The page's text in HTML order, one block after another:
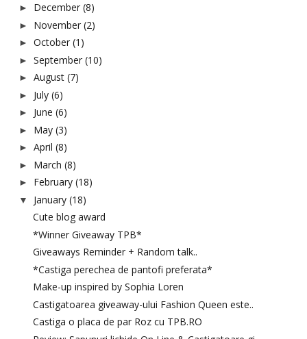
► December (8)
► November (2)
► October (1)
► September (10)
► August (7)
► July (6)
► June (6)
► May (3)
► April (8)
► March (8)
► February (18)
▼ January (18)
Cute blog award
*Winner Giveaway TPB*
Giveaways Reminder + Random talk..
*Castiga perechea de pantofi preferata*
Make-up inspired by Sophia Loren
Castigatoarea giveaway-ului Fashion Queen este..
Castiga o placa de par Roz cu TPB.RO